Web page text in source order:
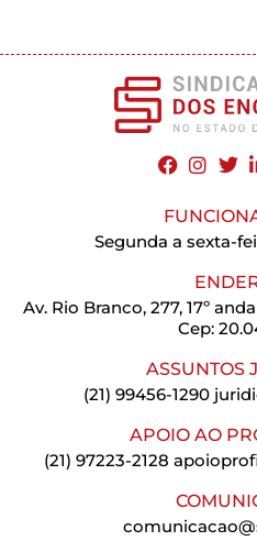
Segunda a sexta-
Av. Rio Branco, 277, 17º
Cep:
ASSUNTOS
(21) 99456-1290
APOIO AO
(21) 97223-2128